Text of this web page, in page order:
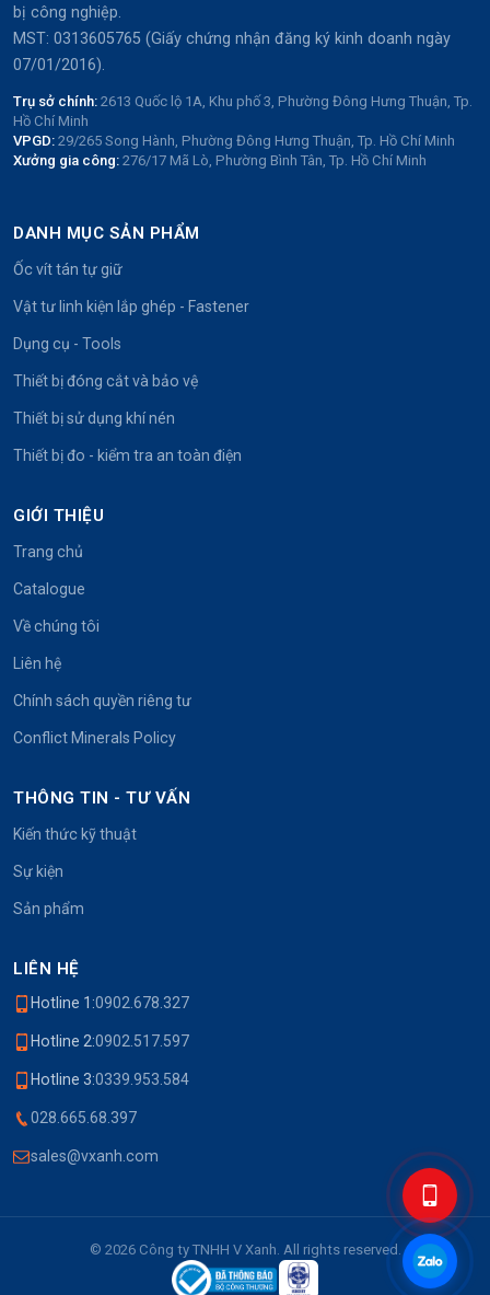
bị công nghiệp.
MST: 0313605765 (Giấy chứng nhận đăng ký kinh doanh ngày
07/01/2016).
Trụ sở chính: 2613 Quốc lộ 1A, Khu phố 3, Phường Đông Hưng Thuận, Tp.
Hồ Chí Minh
VPGD: 29/265 Song Hành, Phường Đông Hưng Thuận, Tp. Hồ Chí Minh
Xưởng gia công: 276/17 Mã Lò, Phường Bình Tân, Tp. Hồ Chí Minh
DANH MỤC SẢN PHẨM
Ốc vít tán tự giữ
Vật tư linh kiện lắp ghép - Fastener
Dụng cụ - Tools
Thiết bị đóng cắt và bảo vệ
Thiết bị sử dụng khí nén
Thiết bị đo - kiểm tra an toàn điện
GIỚI THIỆU
Trang chủ
Catalogue
Về chúng tôi
Liên hệ
Chính sách quyền riêng tư
Conflict Minerals Policy
THÔNG TIN - TƯ VẤN
Kiến thức kỹ thuật
Sự kiện
Sản phẩm
LIÊN HỆ
Hotline 1:0902.678.327
Hotline 2:0902.517.597
Hotline 3:0339.953.584
028.665.68.397
sales@vxanh.com
© 2026 Công ty TNHH V Xanh. All rights reserved.